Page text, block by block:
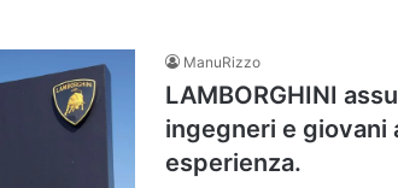
ManuRizzo
LAMBORGHINI
ingegneri e giovani
esperienza.